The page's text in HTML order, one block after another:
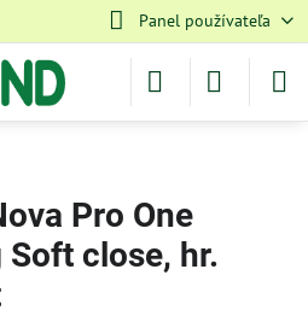
Panel používateľa
Pro One
close, hr.